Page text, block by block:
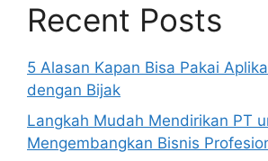
Recent Posts
5 Alasan Kapan Bisa Pakai
dengan Bijak
Langkah Mudah Mendirikan PT
Mengembangkan Bisnis